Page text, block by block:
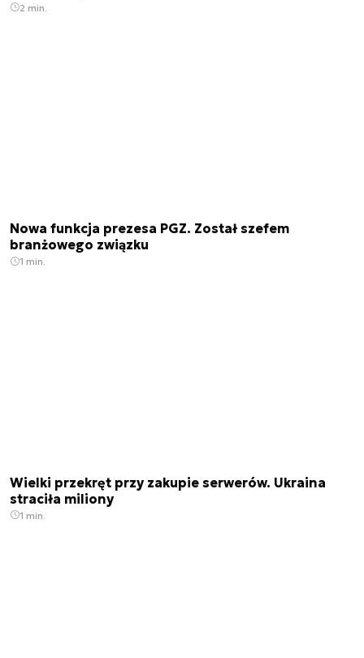
2 min.
Nowa funkcja prezesa PGZ. Został szefem
branżowego związku
1 min.
Wielki przekręt przy zakupie serwerów. Ukraina
straciła miliony
1 min.